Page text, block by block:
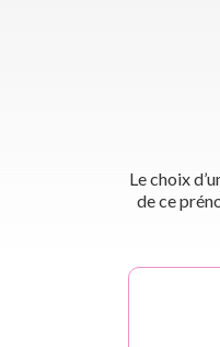
Le choix
de ce